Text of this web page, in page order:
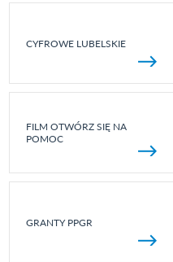
CYFROWE LUBELSKIE
FILM OTWÓRZ SIĘ NA
POMOC
GRANTY PPGR